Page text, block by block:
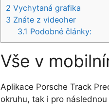
2 Vychytaná grafika
3 Znáte z videoher
3.1 Podobné články:
Vše v
Aplikace Porsche Track
okruhu, tak i pro